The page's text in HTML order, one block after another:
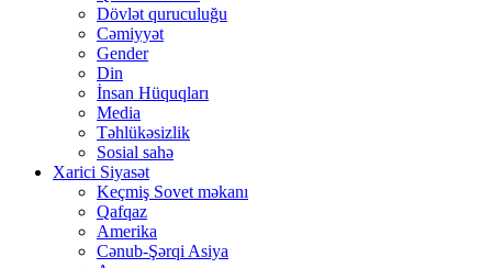
Dövlət quruculuğu
Cəmiyyət
Gender
Din
İnsan Hüquqları
Media
Təhlükəsizlik
Sosial sahə
Xarici Siyasət
Keçmiş Sovet məkanı
Qafqaz
Amerika
Cənub-Şərqi Asiya